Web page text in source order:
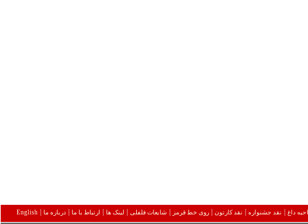
داغ | نقد جشنواره | نقد کارتون |روی خط قرمز | شایعات فلفلی | لینک ها | ارتباط با ما |درباره ما |
English